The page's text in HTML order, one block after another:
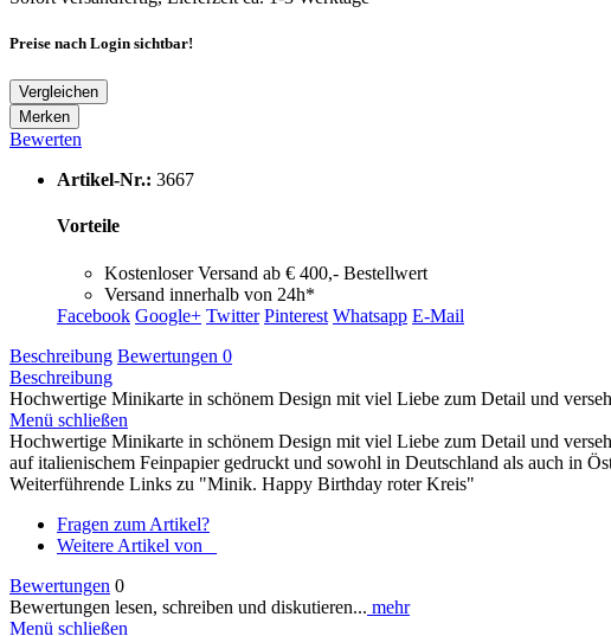
Preise nach Login sichtbar!
Vergleichen
Merken
Bewerten
Artikel-Nr.: 3667
Vorteile
Kostenloser Versand ab € 400,- Bestellwert
Versand innerhalb von 24h*
Facebook Google+ Twitter Pinterest Whatsapp E-Mail
Beschreibung Bewertungen 0
Beschreibung
Hochwertige Minikarte in schönem Design mit viel Liebe zum Detail und
Menü schließen
Hochwertige Minikarte in schönem Design mit viel Liebe zum Detail und
auf italienischem Feinpapier gedruckt und sowohl in Deutschland als auch in
Weiterführende Links zu "Minik. Happy Birthday roter Kreis"
Fragen zum Artikel?
Weitere Artikel von _
Bewertungen 0
Bewertungen lesen, schreiben und diskutieren... mehr
Menü schließen